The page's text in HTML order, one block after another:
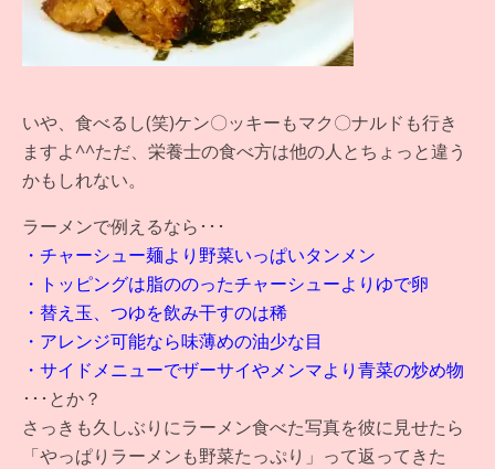
いや、食べるし(笑)ケン〇ッキーもマク〇ナルドも行き
ますよ^^ただ、栄養士の食べ方は他の人とちょっと違う
かもしれない。
ラーメンで例えるなら･･･
・チャーシュー麺より野菜いっぱいタンメン
・トッピングは脂ののったチャーシューよりゆで卵
・替え玉、つゆを飲み干すのは稀
・アレンジ可能なら味薄めの油少な目
・サイドメニューでザーサイやメンマより青菜の炒め物
･･･とか？
さっきも久しぶりにラーメン食べた写真を彼に見せたら
「やっぱりラーメンも野菜たっぷり」って返ってきた